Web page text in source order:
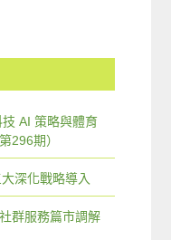
AI 策略與體育
296期）
深化戰略導入
群服務篇市調解